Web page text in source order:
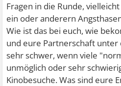
Fragen in die Runde,
ein oder anderern
Wie ist das bei euch, wie
und eure Partnerschaft unter
sehr schwer, wenn viele
unmöglich oder sehr
Kinobesuche. Was sind eure